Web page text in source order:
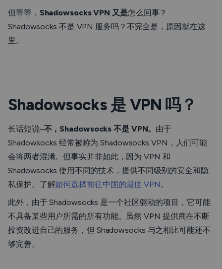
但等等， Shadowsocks VPN 又是怎么回事？
Shadowsocks 不是 VPN 服务吗？不完全是，原因就在这
里。
Shadowsocks 是 VPN 吗？
长话短说–不，Shadowsocks 不是 VPN。 由于
Shadowsocks 经常被称为 Shadowsocks VPN，人们可能
会将两者混淆。但事实并非如此，因为 VPN 和
Shadowsocks 使用不同的技术，提供不同级别的安全和隐
私保护。了解如何选择前往中国的最佳 VPN。
此外，由于 Shadowsocks 是一个社区驱动的项目，它可能
不具备某些用户所需的所有功能。虽然 VPN 提供商在不断
投资改进自己的服务，但 Shadowsocks 与之相比可能还不
够完善。